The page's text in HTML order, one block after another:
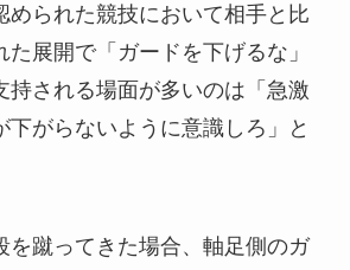
められた競技において相手と比
展開で「ガードを下げるな」
持される場面が多いのは「急激
下がらないように意識しろ」と
を蹴ってきた場合、軸足側のガ